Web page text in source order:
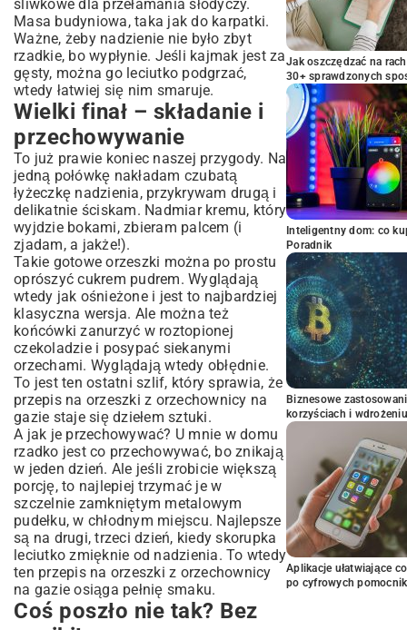
śliwkowe dla przełamania słodyczy.
Masa budyniowa, taka jak do karpatki.
Ważne, żeby nadzienie nie było zbyt
rzadkie, bo wypłynie. Jeśli kajmak jest za
gęsty, można go leciutko podgrzać,
wtedy łatwiej się nim smaruje.
Wielki finał – składanie i
przechowywanie
To już prawie koniec naszej przygody. Na
jedną połówkę nakładam czubatą
łyżeczkę nadzienia, przykrywam drugą i
delikatnie ściskam. Nadmiar kremu, który
wyjdzie bokami, zbieram palcem (i
zjadam, a jakże!).
Takie gotowe orzeszki można po prostu
oprószyć cukrem pudrem. Wyglądają
wtedy jak ośnieżone i jest to najbardziej
klasyczna wersja. Ale można też
końcówki zanurzyć w roztopionej
czekoladzie i posypać siekanymi
orzechami. Wyglądają wtedy obłędnie.
To jest ten ostatni szlif, który sprawia, że
przepis na orzeszki z orzechownicy na
gazie staje się dziełem sztuki.
A jak je przechowywać? U mnie w domu
rzadko jest co przechowywać, bo znikają
w jeden dzień. Ale jeśli zrobicie większą
porcję, to najlepiej trzymać je w
szczelnie zamkniętym metalowym
pudełku, w chłodnym miejscu. Najlepsze
są na drugi, trzeci dzień, kiedy skorupka
leciutko zmięknie od nadzienia. To wtedy
ten przepis na orzeszki z orzechownicy
na gazie osiąga pełnię smaku.
Coś poszło nie tak? Bez
Jak oszczędzać na
30+ sprawdzonych
Inteligentny dom: co
Poradnik
Biznesowe
korzyściach i wdrożeniu
Aplikacje ułatwiające
po cyfrowych